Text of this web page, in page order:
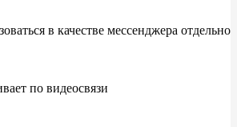
в качестве мессенджера отдельно